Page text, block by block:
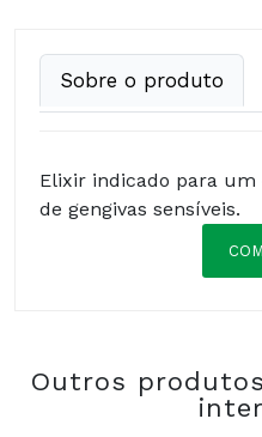
Sobre o produto
Elixir indicado para
de gengivas sensíveis.
Outros